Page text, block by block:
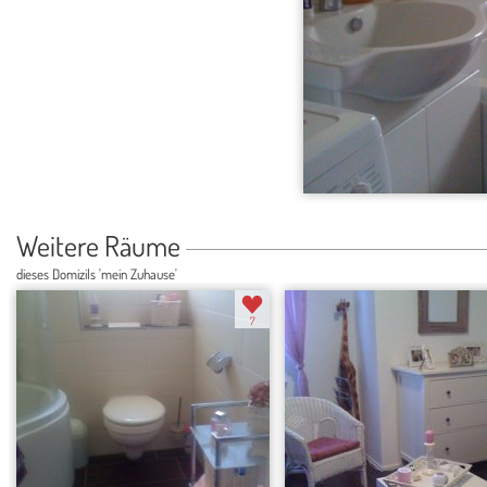
Weitere Räume
dieses Domizils 'mein Zuhause'
7